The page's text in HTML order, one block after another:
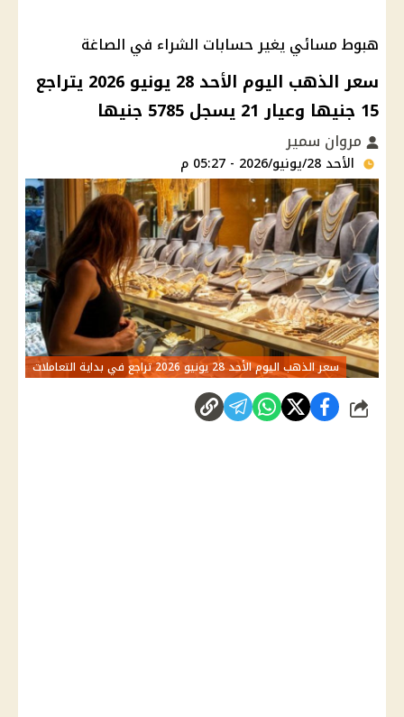
هبوط مسائي يغير حسابات الشراء في الصاغة
سعر الذهب اليوم الأحد 28 يونيو 2026 يتراجع
15 جنيها وعيار 21 يسجل 5785 جنيها
مروان سمير
الأحد 28/يونيو/2026 - 05:27 م
سعر الذهب اليوم الأحد 28 يونيو 2026 تراجع في بداية التعاملات
شارك